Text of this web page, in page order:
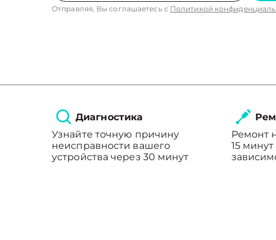
Отправляя, Вы соглашаетесь с Политикой
Диагностика
Узнайте точную причину
неисправности вашего
устройства через 30 минут
Ремонт
15